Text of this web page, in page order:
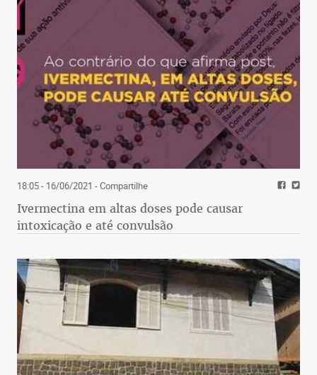
18:05 - 16/06/2021 - Compartilhe
Ivermectina em altas doses pode causar
intoxicação e até convulsão